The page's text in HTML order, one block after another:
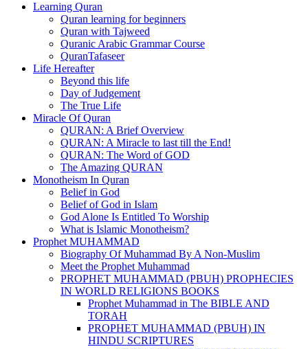
Learning Quran
Quran learning for beginners
Quran with Tajweed
Quranic Arabic Grammar Course
QuranTafaseer
Life Hereafter
Beyond this life
Day of Judgement
The True Life
Miracle Of Quran
QURAN: A Brief Overview
QURAN: A Miracle to last till the End!
QURAN: The Word of GOD
The Amazing QURAN
Monotheism In Quran
Belief in God
Belief of God in Islam
God Alone Is Entitled To Worship
What is Islamic Monotheism?
Prophet MUHAMMAD
Biography Of Muhammad By A Non-Muslim
Meet the Prophet Muhammad
PROPHET MUHAMMAD (PBUH) PROPHECIES
IN WORLD RELIGIONS BOOKS
Prophet Muhammad in The BIBLE AND
TORAH
PROPHET MUHAMMAD (PBUH) IN
HINDU SCRIPTURES